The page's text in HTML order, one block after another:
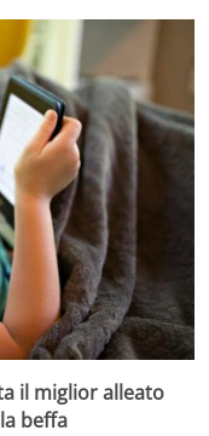
il miglior alleato
beffa